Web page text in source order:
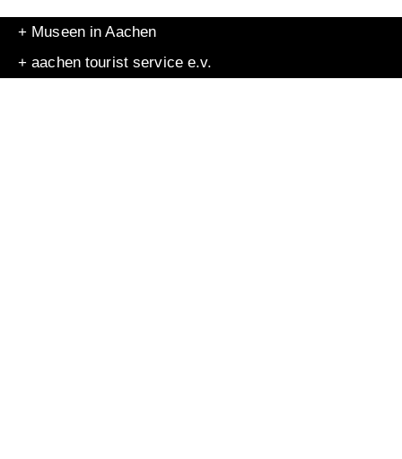
+ Museen in Aachen
+ aachen tourist service e.v.